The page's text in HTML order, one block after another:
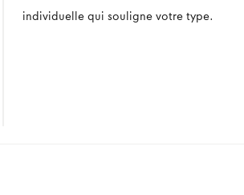
individuelle qui souligne votre type.